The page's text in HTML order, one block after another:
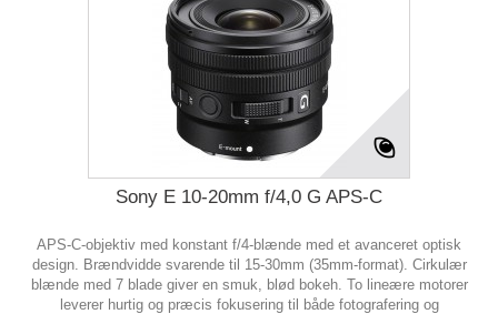
Sony E 10-20mm f/4,0 G APS-C
APS-C-objektiv med konstant f/4-blænde med et avanceret optisk
design. Brændvidde svarende til 15-30mm (35mm-format). Cirkulær
blænde med 7 blade giver en smuk, blød bokeh. To lineære motorer
leverer hurtig og præcis fokusering til både fotografering og